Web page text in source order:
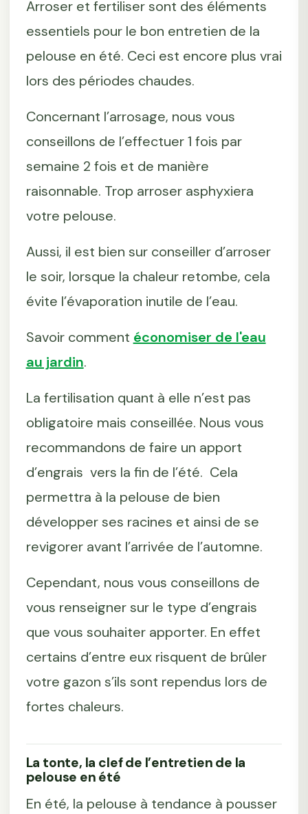
Arroser et fertiliser sont des éléments
essentiels pour le bon entretien de la
pelouse en été. Ceci est encore plus vrai
lors des périodes chaudes.
Concernant l’arrosage, nous vous
conseillons de l’effectuer 1 fois par
semaine 2 fois et de manière
raisonnable. Trop arroser asphyxiera
votre pelouse.
Aussi, il est bien sur conseiller d’arroser
le soir, lorsque la chaleur retombe, cela
évite l’évaporation inutile de l’eau.
Savoir comment économiser de l'eau
au jardin.
La fertilisation quant à elle n’est pas
obligatoire mais conseillée. Nous vous
recommandons de faire un apport
d’engrais vers la fin de l’été. Cela
permettra à la pelouse de bien
développer ses racines et ainsi de se
revigorer avant l’arrivée de l’automne.
Cependant, nous vous conseillons de
vous renseigner sur le type d’engrais
que vous souhaiter apporter. En effet
certains d’entre eux risquent de brûler
votre gazon s’ils sont rependus lors de
fortes chaleurs.
La tonte, la clef de l’entretien de la
pelouse en été
En été, la pelouse à tendance à pousser